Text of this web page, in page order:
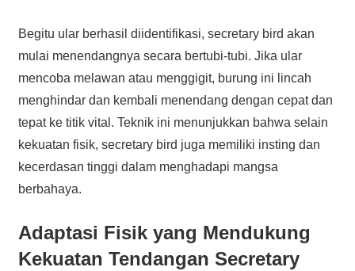
Begitu ular berhasil diidentifikasi, secretary bird akan
mulai menendangnya secara bertubi-tubi. Jika ular
mencoba melawan atau menggigit, burung ini lincah
menghindar dan kembali menendang dengan cepat dan
tepat ke titik vital. Teknik ini menunjukkan bahwa selain
kekuatan fisik, secretary bird juga memiliki insting dan
kecerdasan tinggi dalam menghadapi mangsa
berbahaya.
Adaptasi Fisik yang Mendukung
Kekuatan Tendangan Secretary